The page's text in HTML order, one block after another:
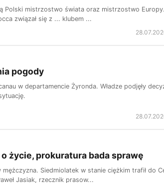
Polski mistrzostwo świata oraz mistrzostwo
związał się z ... klubem ...
pogody
w departamencie Żyronda. Władze podjęły
życie, prokuratura bada sprawę
Siedmiolatek w stanie ciężkim trafił do
Jasiak, rzecznik prasow...